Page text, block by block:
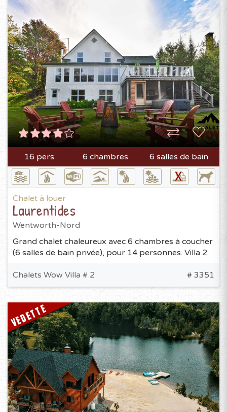
16 pers. 6 chambres 6 salles de bain
Chalet à louer
Laurentides
Wentworth-Nord
Grand chalet chaleureux avec 6 chambres à coucher
(6 salles de bain privée), pour 14 personnes. Villa 2
Chalets Wow Villa # 2 # 3351
VEDETTE